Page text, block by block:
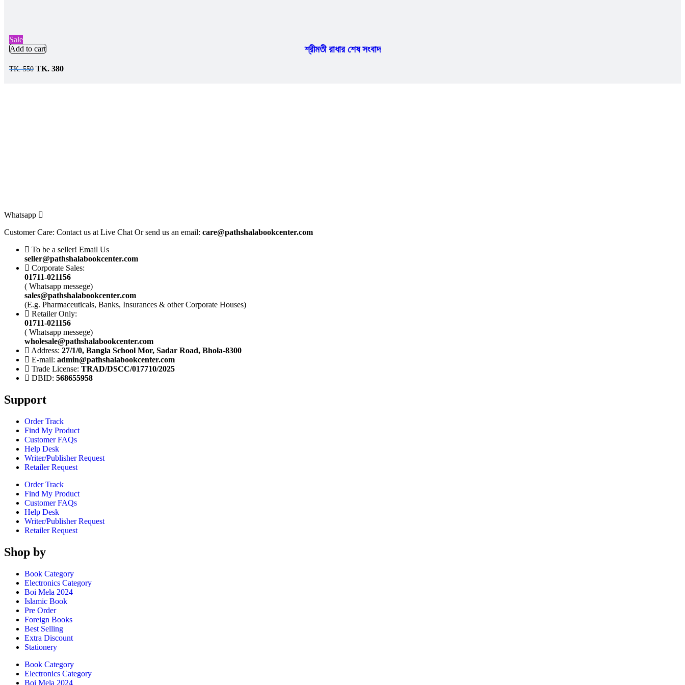
Sale
Add to cart
শ্রীমতী রাধার শেষ সংবাদ
TK.550 Original
TK. 380Current
Whatsapp
Customer Care: Contact us at Live Chat Or send us an email: care@pathshalabookcenter.com
To be a seller! Email Us
seller@pathshalabookcenter.com
Corporate Sales:
01711-021156
( Whatsapp messege)
sales@pathshalabookcenter.com
(E.g. Pharmaceuticals, Banks, Insurances & other Corporate Houses)
Retailer Only:
01711-021156
( Whatsapp messege)
wholesale@pathshalabookcenter.com
Address: 27/1/0, Bangla School Mor, Sadar Road, Bhola-8300
E-mail: admin@pathshalabookcenter.com
Trade License: TRAD/DSCC/017710/2025
DBID: 568655958
Support
Order Track
Find My Product
Customer FAQs
Help Desk
Writer/Publisher Request
Retailer Request
Order Track
Find My Product
Customer FAQs
Help Desk
Writer/Publisher Request
Retailer Request
Shop by
Book Category
Electronics Category
Boi Mela 2024
Islamic Book
Pre Order
Foreign Books
Best Selling
Extra Discount
Stationery
Book Category
Electronics Category
Boi Mela 2024